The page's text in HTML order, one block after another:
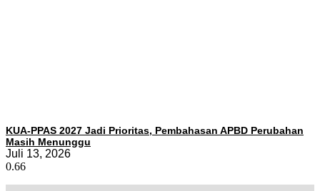
KUA-PPAS 2027 Jadi Prioritas, Pembahasan APBD Perubahan
Masih Menunggu
Juli 13, 2026